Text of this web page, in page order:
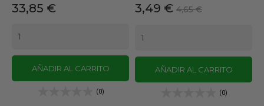
Precio
33,85 €
AÑADIR AL CARRITO
(0)
Precio
3,49 € Precio
4,65 €
AÑADIR AL CARRITO
(0)